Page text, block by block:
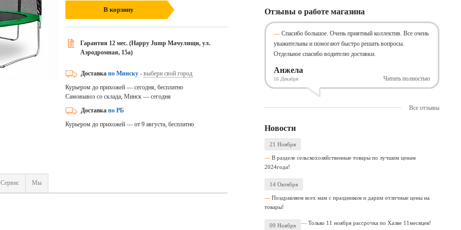
В корзину
Гарантия 12 мес. (Happy Jump Мачулищи, ул.
Аэродромная, 15а)
Доставка по Минску- выбери свой город
Курьером до прихожей — сегодня, бесплатно
Самовывоз со склада, Минск — сегодня
Доставка по РБ
Курьером до прихожей — от 9 августа, бесплатно
Сервис Мы
Отзывы о работе магазина
Спасибо большое. Очень приятный коллектив. Все очень
уважительны и помогают быстро решать вопросы.
Отдельное спасибо водителю доставки.
Анжела
16 Декабря Читать полностью
Все отзывы
Новости
21 Ноября
В разделе сельскохозяйственные товары по лучшим ценам
2024года!
14 Октября
Поздравляем всех мам с праздником и дарим отличные цены на
товары!
09 Ноября Только 11 ноября рассрочка по Халве 11месяцев!